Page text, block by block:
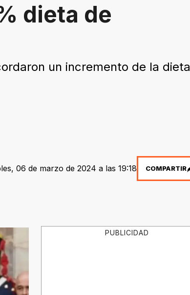
dieta de
un incremento de la dieta
06 de marzo de 2024 a las 19:18 COMPARTIR
PUBLICIDAD